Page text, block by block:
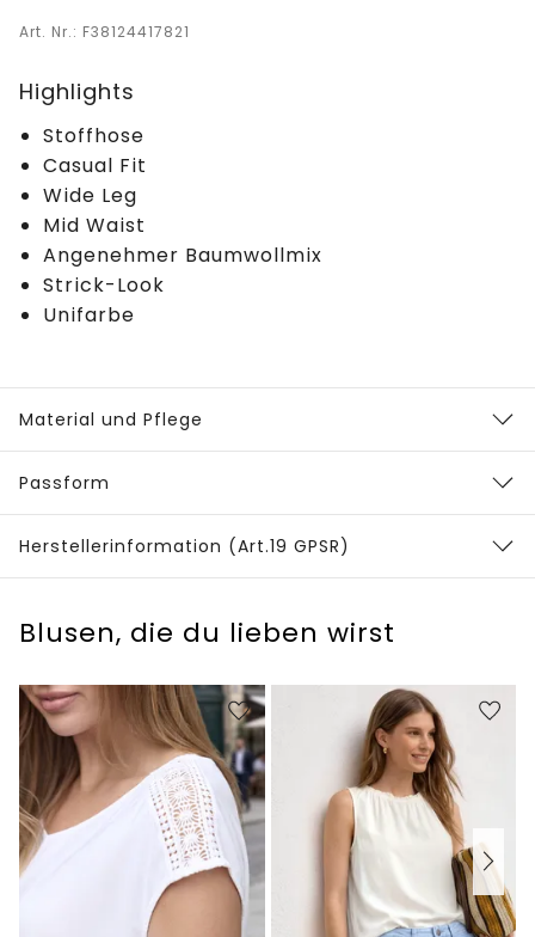
Art. Nr.: F38124417821
Highlights
Stoffhose
Casual Fit
Wide Leg
Mid Waist
Angenehmer Baumwollmix
Strick-Look
Unifarbe
Material und Pflege
Passform
Herstellerinformation (Art.19 GPSR)
Blusen, die du lieben wirst